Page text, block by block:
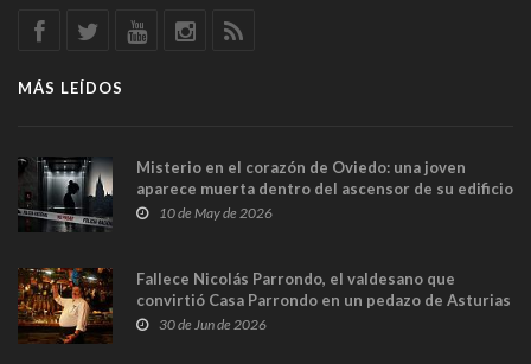
MÁS LEÍDOS
Misterio en el corazón de Oviedo: una joven
aparece muerta dentro del ascensor de su edificio
y las cámaras captan sus últimos minutos
10 de May de 2026
Fallece Nicolás Parrondo, el valdesano que
convirtió Casa Parrondo en un pedazo de Asturias
en Madrid
30 de Jun de 2026